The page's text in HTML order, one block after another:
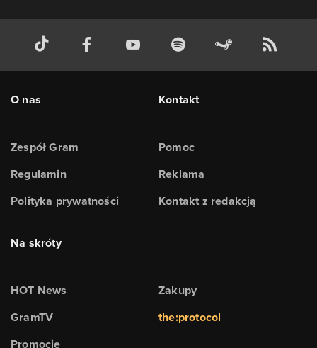
O nas
Zespół Gram
Regulamin
Polityka prywatności
Kontakt
Pomoc
Reklama
Kontakt z redakcją
Na skróty
HOT News
GramTV
Promocje
Zakupy
the:protocol